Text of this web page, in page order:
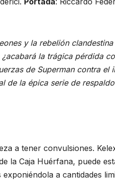
y la rebelión
la trágica pérdida
de Superman contra el
de la épica serie de
a tener convulsiones.
la Caja Huérfana, puede
a cantidades